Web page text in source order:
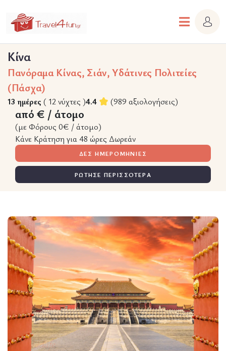
Κίνα
Πανόραμα Κίνας, Σιάν, Υδάτινες Πολιτείες
(Πάσχα)
13 ημέρες ( 12 νύχτες )4.4 (989 αξιολογήσεις)
από € / άτομο
(με Φόρους 0€ / άτομο)
Κάνε Κράτηση για 48 ώρες Δωρεάν
ΔΕΣ ΗΜΕΡΟΜΗΝΙΕΣ
ΡΩΤΗΣΕ ΠΕΡΙΣΣΟΤΕΡΑ
Wildlife